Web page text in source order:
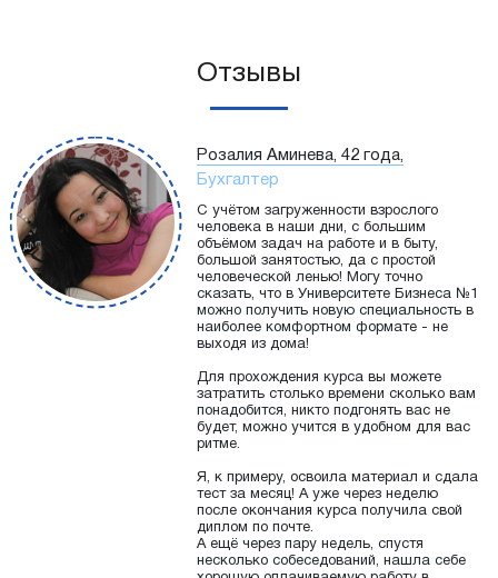
Отзывы
Розалия Аминева, 42 года,
Бухгалтер
С учётом загруженности взрослого
человека в наши дни, с большим
объёмом задач на работе и в быту,
большой занятостью, да с простой
человеческой ленью! Могу точно
сказать, что в Университете Бизнеса №1
можно получить новую специальность в
наиболее комфортном формате - не
выходя из дома!
Для прохождения курса вы можете
затратить столько времени сколько вам
понадобится, никто подгонять вас не
будет, можно учится в удобном для вас
ритме.
Я, к примеру, освоила материал и сдала
тест за месяц! А уже через неделю
после окончания курса получила свой
диплом по почте.
А ещё через пару недель, спустя
несколько собеседований, нашла себе